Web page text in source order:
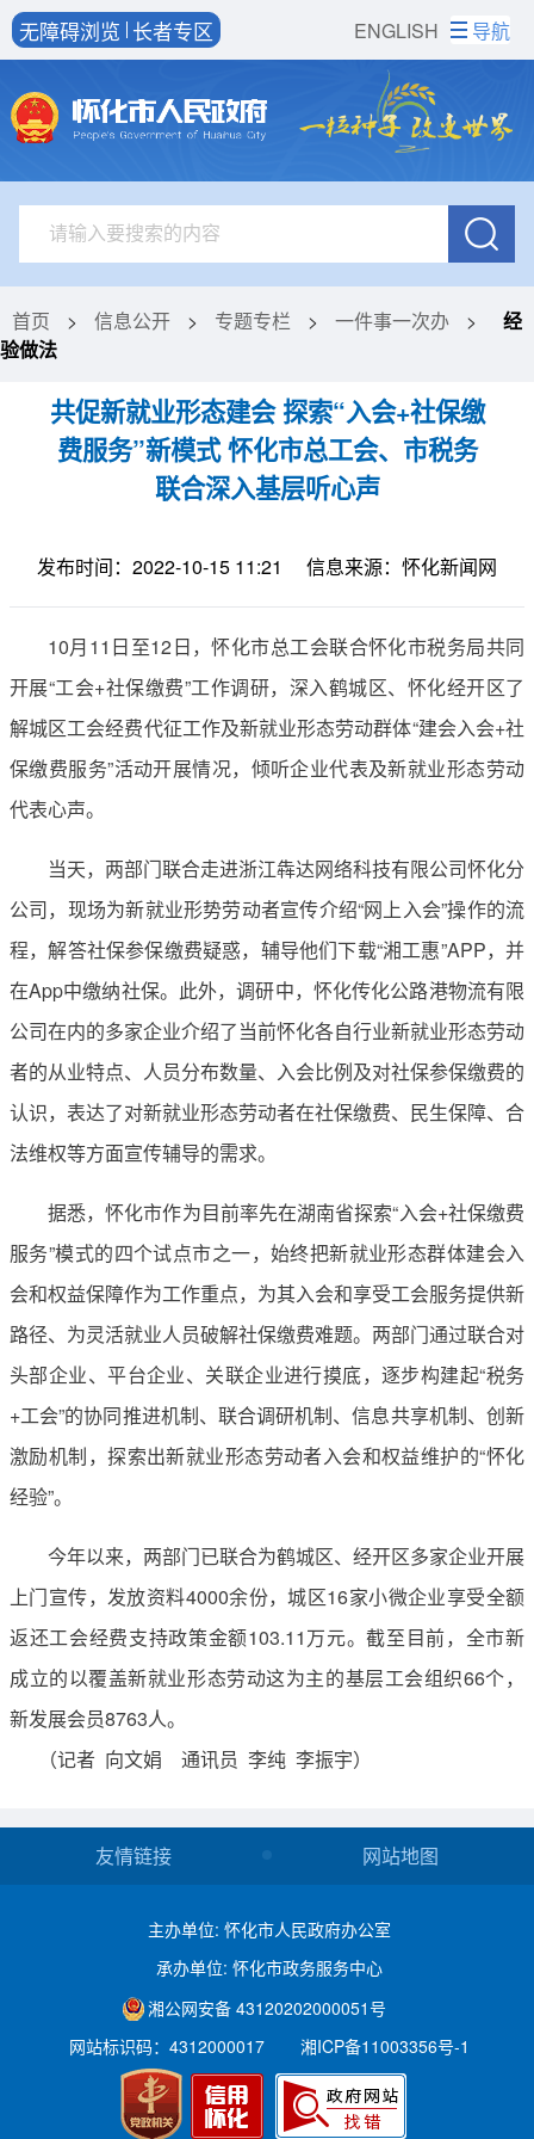
ENGLISH
无障碍浏览 长者专区 导航
首页 > 信息公开 > 专题专栏 > 一件事一次办 >
经
验做法
共促新就业形态建会 探索“入会+社保缴
费服务”新模式 怀化市总工会、市税务
联合深入基层听心声
发布时间：2022-10-15 11:21 信息来源：怀化新闻网
10月11日至12日，怀化市总工会联合怀化市税务局共同
开展“工会+社保缴费”工作调研，深入鹤城区、怀化经开区了
解城区工会经费代征工作及新就业形态劳动群体“建会入会+社
保缴费服务”活动开展情况，倾听企业代表及新就业形态劳动
代表心声。
当天，两部门联合走进浙江犇达网络科技有限公司怀化分
公司，现场为新就业形势劳动者宣传介绍“网上入会”操作的流
程，解答社保参保缴费疑惑，辅导他们下载“湘工惠”APP，并
在App中缴纳社保。此外，调研中，怀化传化公路港物流有限
公司在内的多家企业介绍了当前怀化各自行业新就业形态劳动
者的从业特点、人员分布数量、入会比例及对社保参保缴费的
认识，表达了对新就业形态劳动者在社保缴费、民生保障、合
法维权等方面宣传辅导的需求。
据悉，怀化市作为目前率先在湖南省探索“入会+社保缴费
服务”模式的四个试点市之一，始终把新就业形态群体建会入
会和权益保障作为工作重点，为其入会和享受工会服务提供新
路径、为灵活就业人员破解社保缴费难题。两部门通过联合对
头部企业、平台企业、关联企业进行摸底，逐步构建起“税务
+工会”的协同推进机制、联合调研机制、信息共享机制、创新
激励机制，探索出新就业形态劳动者入会和权益维护的“怀化
经验”。
今年以来，两部门已联合为鹤城区、经开区多家企业开展
上门宣传，发放资料4000余份，城区16家小微企业享受全额
返还工会经费支持政策金额103.11万元。截至目前，全市新
成立的以覆盖新就业形态劳动这为主的基层工会组织66个，
新发展会员8763人。
（记者 向文娟 通讯员 李纯 李振宇）
友情链接 网站地图
主办单位: 怀化市人民政府办公室
承办单位: 怀化市政务服务中心
湘公网安备 43120202000051号
网站标识码：4312000017
湘ICP备11003356号-1